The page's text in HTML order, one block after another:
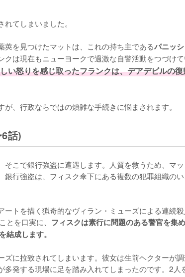
てしまいました。
を見つけたマットは、これの持ち主であるパニッ
クは現在もニューヨークで過激な自警活動をつづけ
い怒りを感じ取ったフランクは、デアデビルの
、行政ならではの煩雑な手続きに悩まされます。
話)
こで銀行強盗に遭遇します。人質を救うため、マ
銀行強盗は、フィスク傘下にある複数の犯罪組織の
トを描く猟奇的なヴィラン・ミューズによる連続
を口実に、 フィスクは素行に問題のある警官を集
結成します。
に拉致されてしまいます。彼女は生前ヘクターが
発する現場に足を踏み入れてしまったのです。2人